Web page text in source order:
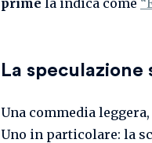
prime la indica come
La speculazione
Una commedia
Uno in particolare: la